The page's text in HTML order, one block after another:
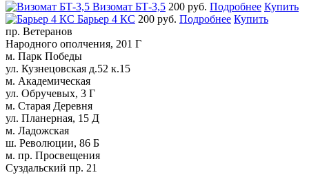
Визомат БТ-3,5 200 руб. Подробнее Купить
Барьер 4 КС 200 руб. Подробнее Купить
пр. Ветеранов
Народного ополчения, 201 Г
м. Парк Победы
ул. Кузнецовская д.52 к.15
м. Академическая
ул. Обручевых, 3 Г
м. Старая Деревня
ул. Планерная, 15 Д
м. Ладожская
ш. Революции, 86 Б
м. пр. Просвещения
Суздальский пр. 21